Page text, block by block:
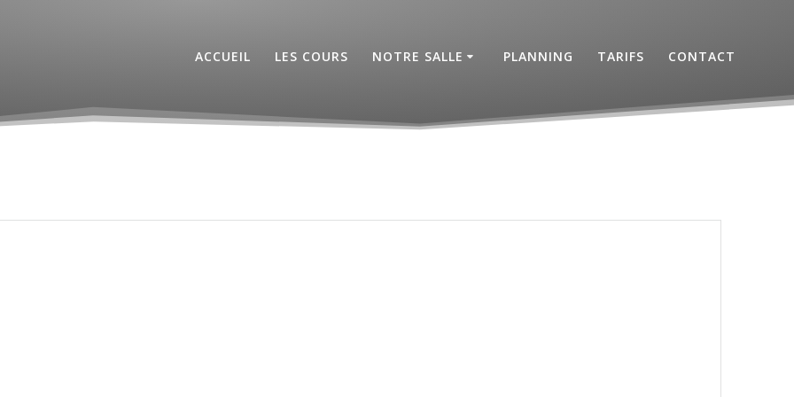
ACCUEIL LES COURS NOTRE SALLE PLANNING TARIFS CONTACT